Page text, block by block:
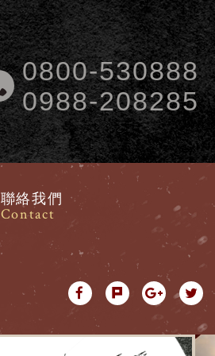
0800-530888
0988-208285
聯絡我們
Contact